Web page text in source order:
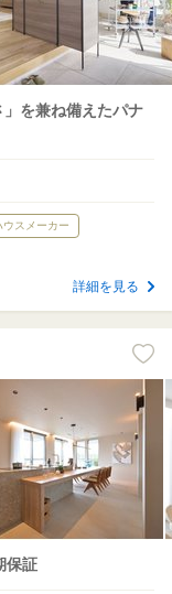
を兼ね備えたパナ
ウスメーカー
詳細を見る
保証